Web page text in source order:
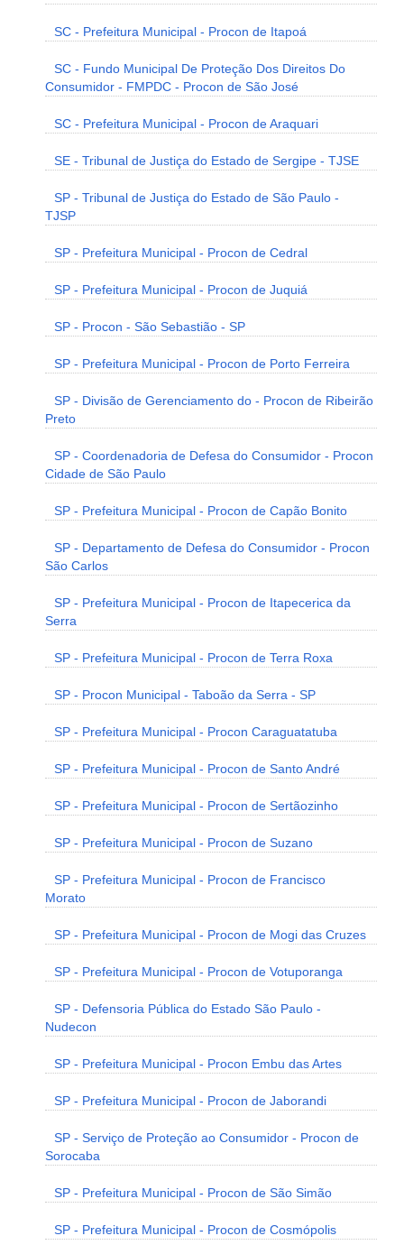
SC - Prefeitura Municipal - Procon de Itapoá
SC - Fundo Municipal De Proteção Dos Direitos Do
Consumidor - FMPDC - Procon de São José
SC - Prefeitura Municipal - Procon de Araquari
SE - Tribunal de Justiça do Estado de Sergipe - TJSE
SP - Tribunal de Justiça do Estado de São Paulo -
TJSP
SP - Prefeitura Municipal - Procon de Cedral
SP - Prefeitura Municipal - Procon de Juquiá
SP - Procon - São Sebastião - SP
SP - Prefeitura Municipal - Procon de Porto Ferreira
SP - Divisão de Gerenciamento do - Procon de Ribeirão
Preto
SP - Coordenadoria de Defesa do Consumidor - Procon
Cidade de São Paulo
SP - Prefeitura Municipal - Procon de Capão Bonito
SP - Departamento de Defesa do Consumidor - Procon
São Carlos
SP - Prefeitura Municipal - Procon de Itapecerica da
Serra
SP - Prefeitura Municipal - Procon de Terra Roxa
SP - Procon Municipal - Taboão da Serra - SP
SP - Prefeitura Municipal - Procon Caraguatatuba
SP - Prefeitura Municipal - Procon de Santo André
SP - Prefeitura Municipal - Procon de Sertãozinho
SP - Prefeitura Municipal - Procon de Suzano
SP - Prefeitura Municipal - Procon de Francisco
Morato
SP - Prefeitura Municipal - Procon de Mogi das Cruzes
SP - Prefeitura Municipal - Procon de Votuporanga
SP - Defensoria Pública do Estado São Paulo -
Nudecon
SP - Prefeitura Municipal - Procon Embu das Artes
SP - Prefeitura Municipal - Procon de Jaborandi
SP - Serviço de Proteção ao Consumidor - Procon de
Sorocaba
SP - Prefeitura Municipal - Procon de São Simão
SP - Prefeitura Municipal - Procon de Cosmópolis